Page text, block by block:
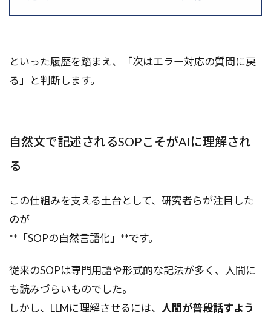
といった履歴を踏まえ、「次はエラー対応の質問に戻
る」と判断します。
自然文で記述されるSOPこそがAIに理解され
る
この仕組みを支える土台として、研究者らが注目した
のが
**「SOPの自然言語化」**です。
従来のSOPは専門用語や形式的な記法が多く、人間に
も読みづらいものでした。
しかし、LLMに理解させるには、 人間が普段話すよう